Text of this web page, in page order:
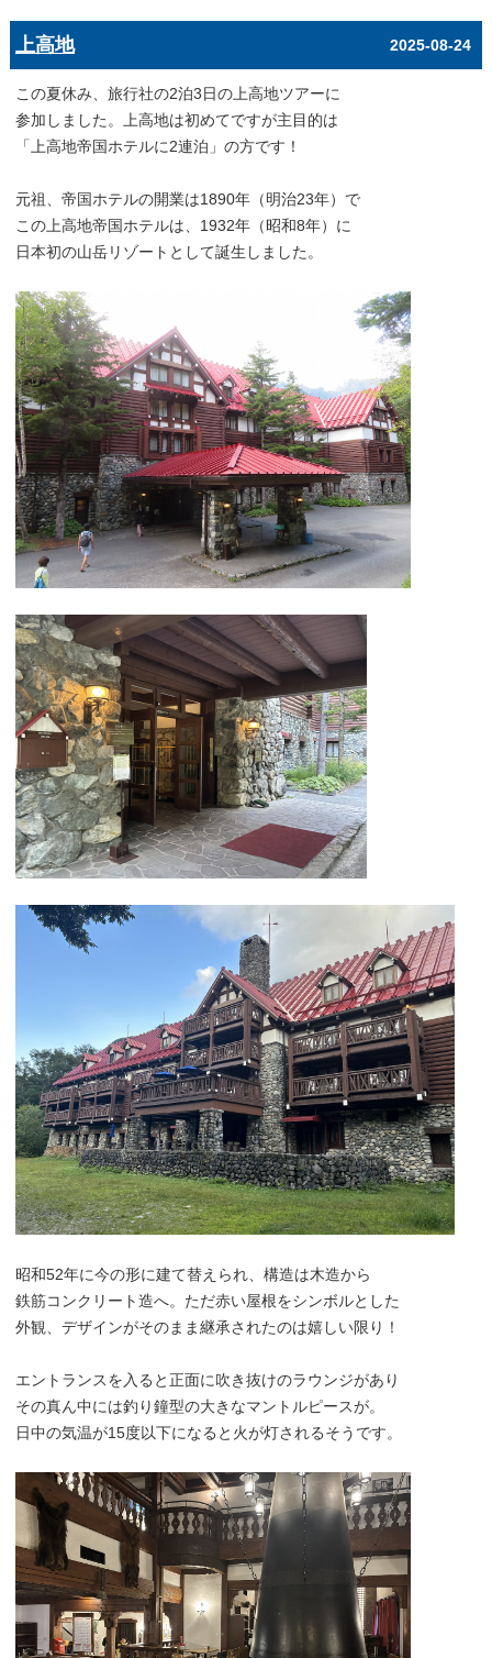
上高地 2025-08-24
この夏休み、旅行社の2泊3日の上高地ツアーに
参加しました。上高地は初めてですが主目的は
「上高地帝国ホテルに2連泊」の方です！
元祖、帝国ホテルの開業は1890年（明治23年）で
この上高地帝国ホテルは、1932年（昭和8年）に
日本初の山岳リゾートとして誕生しました。
昭和52年に今の形に建て替えられ、構造は木造から
鉄筋コンクリート造へ。ただ赤い屋根をシンボルとした
外観、デザインがそのまま継承されたのは嬉しい限り！
エントランスを入ると正面に吹き抜けのラウンジがあり
その真ん中には釣り鐘型の大きなマントルピースが。
日中の気温が15度以下になると火が灯されるそうです。